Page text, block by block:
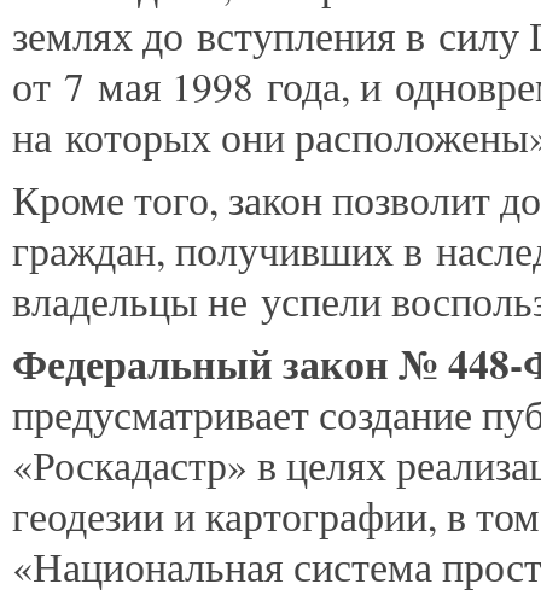
землях до вступления в силу
от 7 мая 1998 года, и
на которых они
Кроме того, закон позволит
граждан, получивших в
владельцы не успели
Федеральный закон №
предусматривает создание
«Роскадастр» в целях
геодезии и картографии, в
«Национальная система